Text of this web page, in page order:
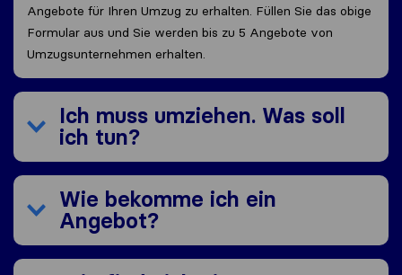
Angebote für Ihren Umzug zu erhalten. Füllen Sie das obige
Formular aus und Sie werden bis zu 5 Angebote von
Umzugsunternehmen erhalten.
Ich muss umziehen. Was soll
ich tun?
Wie bekomme ich ein
Angebot?